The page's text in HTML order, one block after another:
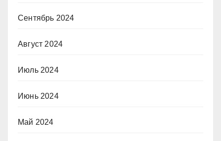
Сентябрь 2024
Август 2024
Июль 2024
Июнь 2024
Май 2024